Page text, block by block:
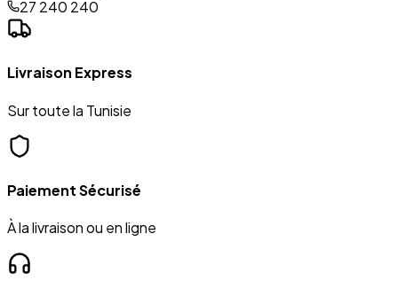
27 240 240
Livraison Express
Sur toute la Tunisie
Paiement Sécurisé
À la livraison ou en ligne